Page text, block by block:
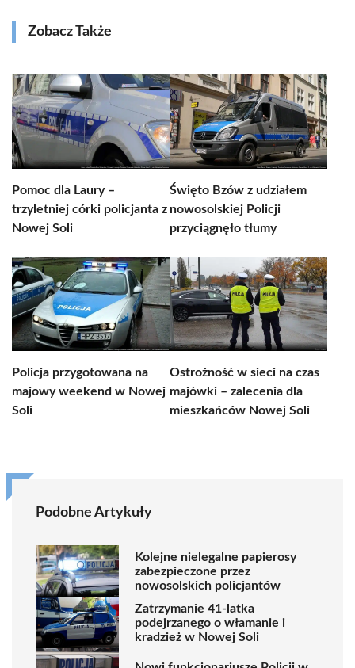
Zobacz Także
Pomoc dla Laury –
trzyletniej córki policjanta z
Nowej Soli
Święto Bzów z udziałem
nowosolskiej Policji
przyciągnęło tłumy
Policja przygotowana na
majowy weekend w Nowej
Soli
Ostrożność w sieci na czas
majówki – zalecenia dla
mieszkańców Nowej Soli
Podobne Artykuły
Kolejne nielegalne papierosy
zabezpieczone przez
nowosolskich policjantów
Zatrzymanie 41-latka
podejrzanego o włamanie i
kradzież w Nowej Soli